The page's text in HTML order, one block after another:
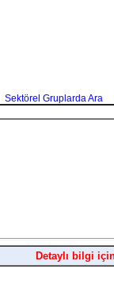
Sektörel Gruplarda Ara
Detaylı bilgi